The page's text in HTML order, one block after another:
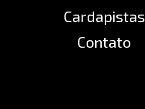
Cardapistas
Contato